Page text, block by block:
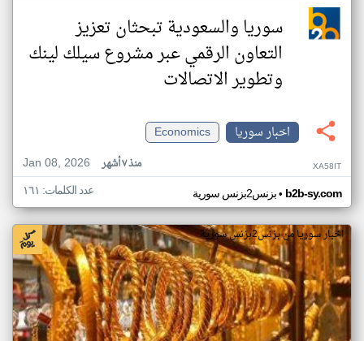
سوريا والسعودية تبحثان تعزيز
التعاون الرقمي عبر مشروع سيلك لينك
وتطوير الاتصالات
اخبار سوريا
Economics
Jan 08, 2026
منذ ٧ أشهر XA58IT
بزنس2بزنس سورية• b2b-sy.com عدد الكلمات: ١٦١
اخبار سوريا من بزنس2بزنس سورية